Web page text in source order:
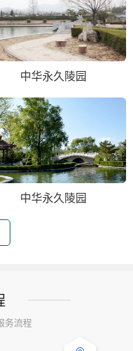
中华永久陵园
中华永久陵园
务流程